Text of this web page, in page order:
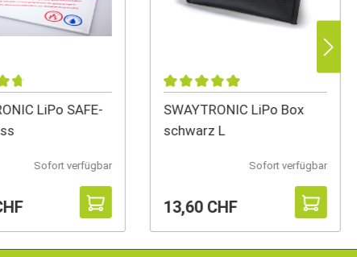
LiPo SAFE-
Sofort verfügbar
SWAYTRONIC LiPo Box
schwarz L
Sofort verfügbar
13,60 CHF